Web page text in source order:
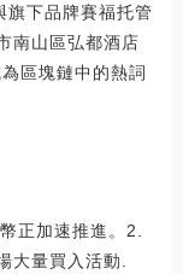
下品牌賽福托管
南山區弘都酒店
區塊鏈中的熱詞
正加速推進。2.
大量買入活動.